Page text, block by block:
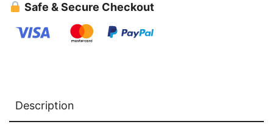
Safe & Secure Checkout
Description